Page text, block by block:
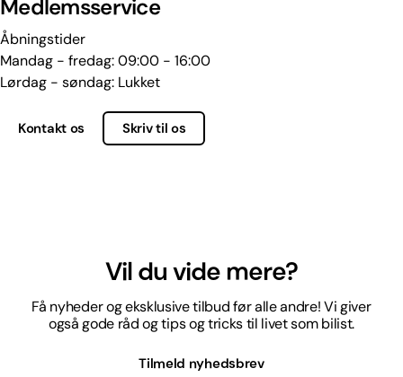
Medlemsservice
Åbningstider
Mandag - fredag: 09:00 - 16:00
Lørdag - søndag: Lukket
Kontakt os Skriv til os
Vil du vide mere?
Få nyheder og eksklusive tilbud før alle andre! Vi giver
også gode råd og tips og tricks til livet som bilist.
Tilmeld nyhedsbrev